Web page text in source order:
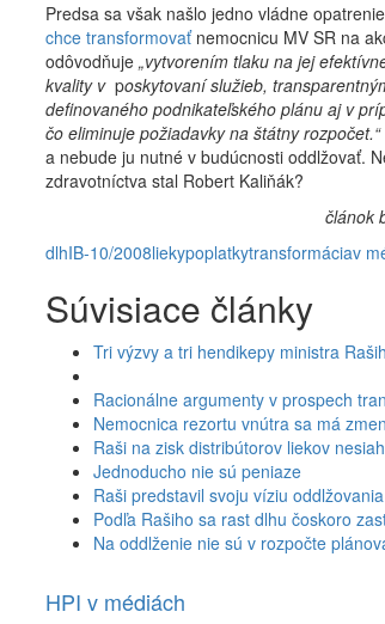
Predsa sa však našlo jedno vládne
chce transformovaťnemocnicu MV SR na
odôvodňuje „vytvorením tlaku na jej
kvality v poskytovaní služieb,
definovaného podnikateľského plánu aj v
čo eliminuje požiadavky na štátny rozpočet.“
a nebude ju nutné v budúcnosti oddlžovať.
zdravotníctva stal Robert Kaliňák?
článok
dlhIB-10/2008liekypoplatkytransformáciav
Súvisiace články
Tri výzvy a tri hendikepy ministra
Racionálne argumenty v prospech
Nemocnica rezortu vnútra sa má
Raši na zisk distribútorov liekov
Jednoducho nie sú peniaze
Raši predstavil svoju víziu oddlžovania
Podľa Rašiho sa rast dlhu čoskoro
Na oddlženie nie sú v rozpočte
HPI v médiách